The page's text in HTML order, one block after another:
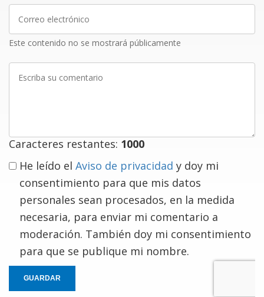
Correo
electrónico
Este contenido no se mostrará públicamente
Escriba
Caracteres restantes: 1000
He leído el Aviso de privacidad y doy mi
consentimiento para que mis datos
personales sean procesados, en la medida
necesaria, para enviar mi comentario a
moderación. También doy mi consentimiento
para que se publique mi nombre.
GUARDAR